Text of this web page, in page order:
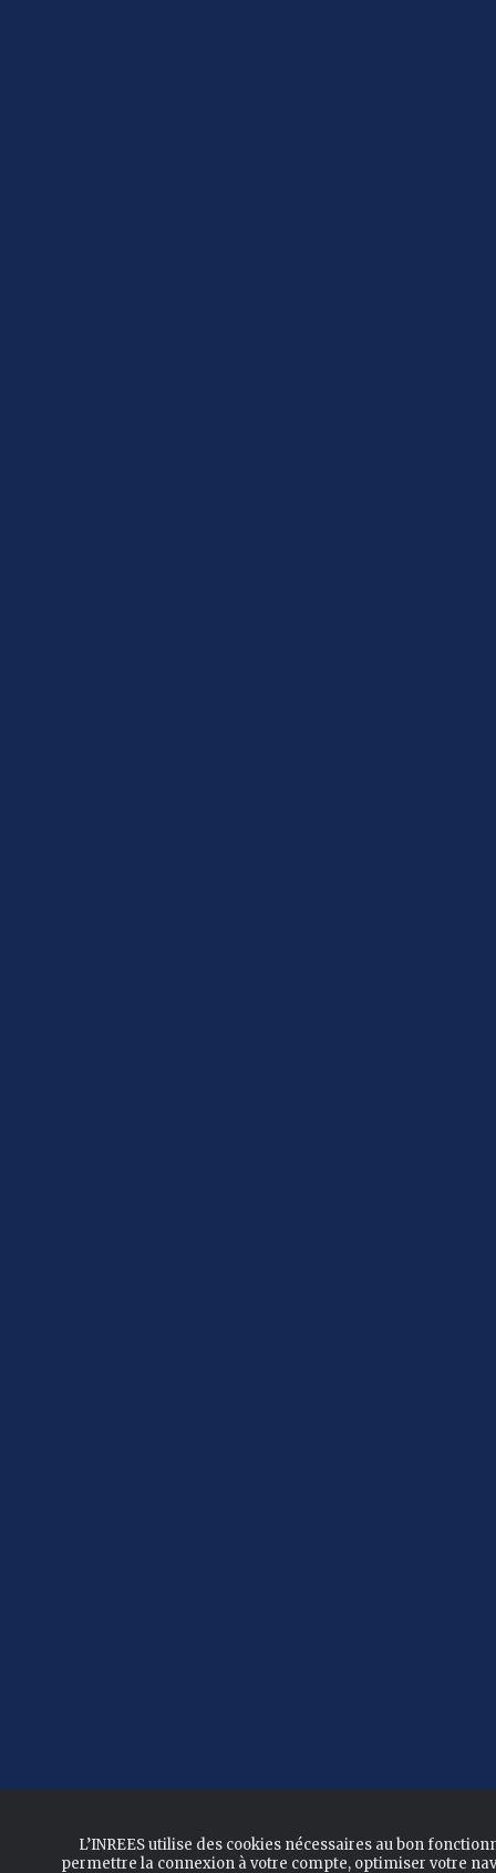
L’INREES utilise des cookies nécessaires au bon
permettre la connexion à votre compte, optimiser votre